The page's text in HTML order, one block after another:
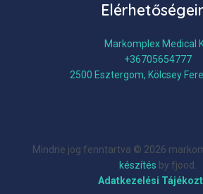
Markomplex Medical
+36705654777
2500 Esztergom, Kölcsey
Mindne jog fenntartva © 2026
készítés by fjood.
Adatkezelési